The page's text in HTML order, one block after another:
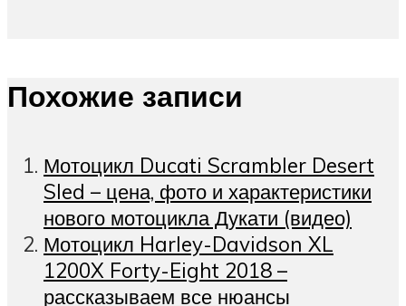
Похожие записи
Мотоцикл Ducati Scrambler Desert
Sled – цена, фото и характеристики
нового мотоцикла Дукати (видео)
Мотоцикл Harley-Davidson XL
1200X Forty-Eight 2018 –
рассказываем все нюансы